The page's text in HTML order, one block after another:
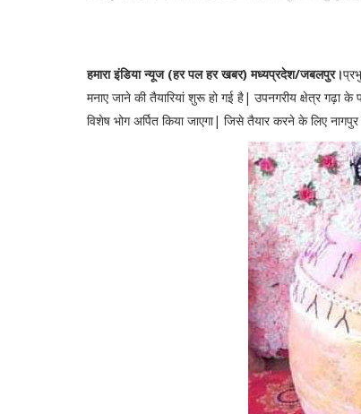
हमारा इंडिया न्यूज (हर पल हर खबर) मध्यप्रदेश/जबलपुर।
मनाए जाने की तैयारियां शुरू हो गई है| उपनगरीय क्षेत्र गढ़ा
विशेष भोग अर्पित किया जाएगा| जिसे तैयार करने के लिए